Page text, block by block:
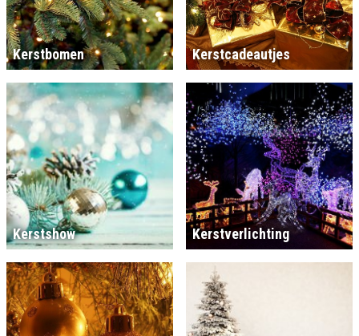
Kerstbomen Kerstcadeautjes
Kerstshow Kerstverlichting